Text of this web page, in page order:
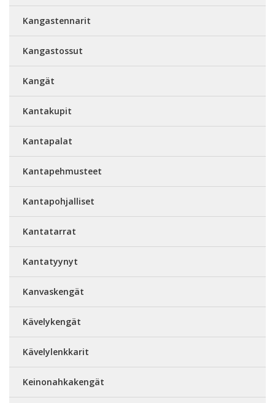
Kangastennarit
Kangastossut
Kangät
Kantakupit
Kantapalat
Kantapehmusteet
Kantapohjalliset
Kantatarrat
Kantatyynyt
Kanvaskengät
Kävelykengät
Kävelylenkkarit
Keinonahkakengät